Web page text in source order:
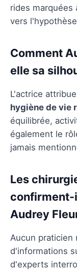
rides marquées
vers
Comment
elle sa
L'actrice
hygiène de vie
équilibrée,
également le
jamais
Les
confirment-
Audrey
Aucun praticien
d'informations
d'experts